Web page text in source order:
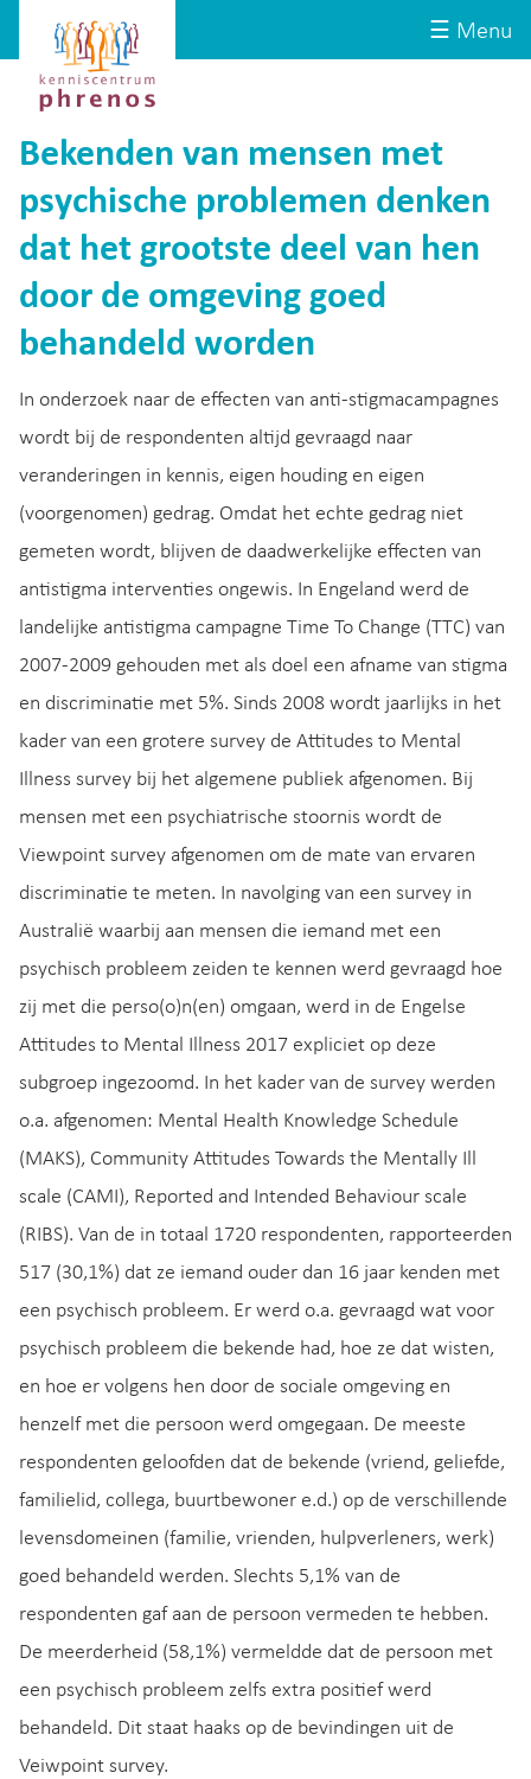
☰ Menu
Kenniscentrum
Phrenos
website
Bekenden van mensen met
psychische problemen denken
dat het grootste deel van hen
door de omgeving goed
behandeld worden
In onderzoek naar de effecten van anti-stigmacampagnes
wordt bij de respondenten altijd gevraagd naar
veranderingen in kennis, eigen houding en eigen
(voorgenomen) gedrag. Omdat het echte gedrag niet
gemeten wordt, blijven de daadwerkelijke effecten van
antistigma interventies ongewis. In Engeland werd de
landelijke antistigma campagne Time To Change (TTC) van
2007-2009 gehouden met als doel een afname van stigma
en discriminatie met 5%. Sinds 2008 wordt jaarlijks in het
kader van een grotere survey de Attitudes to Mental
Illness survey bij het algemene publiek afgenomen. Bij
mensen met een psychiatrische stoornis wordt de
Viewpoint survey afgenomen om de mate van ervaren
discriminatie te meten. In navolging van een survey in
Australië waarbij aan mensen die iemand met een
psychisch probleem zeiden te kennen werd gevraagd hoe
zij met die perso(o)n(en) omgaan, werd in de Engelse
Attitudes to Mental Illness 2017 expliciet op deze
subgroep ingezoomd. In het kader van de survey werden
o.a. afgenomen: Mental Health Knowledge Schedule
(MAKS), Community Attitudes Towards the Mentally Ill
scale (CAMI), Reported and Intended Behaviour scale
(RIBS). Van de in totaal 1720 respondenten, rapporteerden
517 (30,1%) dat ze iemand ouder dan 16 jaar kenden met
een psychisch probleem. Er werd o.a. gevraagd wat voor
psychisch probleem die bekende had, hoe ze dat wisten,
en hoe er volgens hen door de sociale omgeving en
henzelf met die persoon werd omgegaan. De meeste
respondenten geloofden dat de bekende (vriend, geliefde,
familielid, collega, buurtbewoner e.d.) op de verschillende
levensdomeinen (familie, vrienden, hulpverleners, werk)
goed behandeld werden. Slechts 5,1% van de
respondenten gaf aan de persoon vermeden te hebben.
De meerderheid (58,1%) vermeldde dat de persoon met
een psychisch probleem zelfs extra positief werd
behandeld. Dit staat haaks op de bevindingen uit de
Veiwpoint survey.